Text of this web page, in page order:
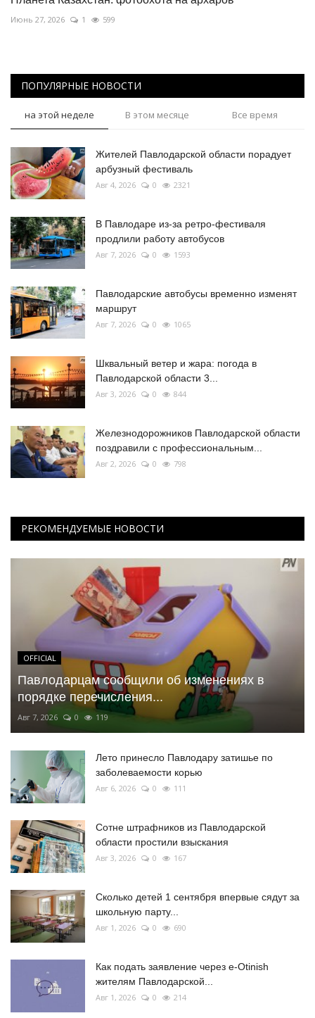
Июнь 27, 2026 1 599
ПОПУЛЯРНЫЕ НОВОСТИ
на этой неделе В этом месяце Все время
Жителей Павлодарской области порадует
арбузный фестиваль
Авг 4, 2026 0 2321
В Павлодаре из-за ретро-фестиваля
продлили работу автобусов
Авг 7, 2026 0 1593
Павлодарские автобусы временно изменят
маршрут
Авг 7, 2026 0 1065
Шквальный ветер и жара: погода в
Павлодарской области 3...
Авг 3, 2026 0 844
Железнодорожников Павлодарской области
поздравили с профессиональным...
Авг 2, 2026 0 798
РЕКОМЕНДУЕМЫЕ НОВОСТИ
OFFICIAL
Павлодарцам сообщили об изменениях в
порядке перечисления...
Авг 7, 2026 0 119
Лето принесло Павлодару затишье по
заболеваемости корью
Авг 6, 2026 0 111
Сотне штрафников из Павлодарской
области простили взыскания
Авг 3, 2026 0 167
Сколько детей 1 сентября впервые сядут за
школьную парту...
Авг 1, 2026 0 690
Как подать заявление через e-Otinish
жителям Павлодарской...
Авг 1, 2026 0 214